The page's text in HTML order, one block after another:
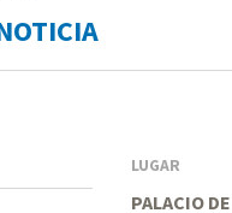
LUGAR
PALACIO